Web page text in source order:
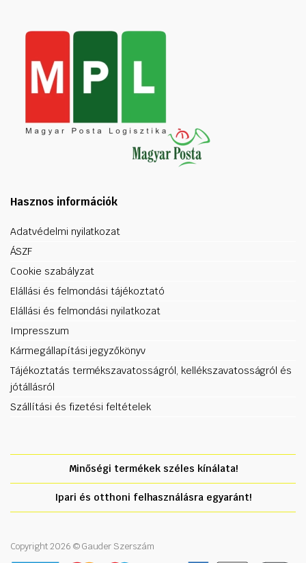
Hasznos információk
Adatvédelmi nyilatkozat
ÁSZF
Cookie szabályzat
Elállási és felmondási tájékoztató
Elállási és felmondási nyilatkozat
Impresszum
Kármegállapítási jegyzőkönyv
Tájékoztatás termékszavatosságról, kellékszavatosságról és
jótállásról
Szállítási és fizetési feltételek
Minőségi termékek széles kínálata!
Ipari és otthoni felhasználásra egyaránt!
Copyright 2026 © Gauder Szerszám